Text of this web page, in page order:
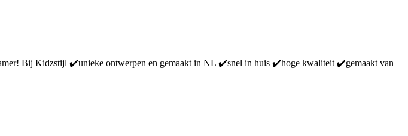
Bij Kidzstijl ✔️unieke ontwerpen en gemaakt in NL ✔️snel in huis ✔️hoge kwaliteit ✔️gemaakt van